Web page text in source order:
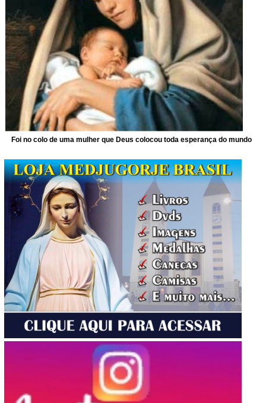
Foi no colo de uma mulher que Deus colocou toda esperança do mundo